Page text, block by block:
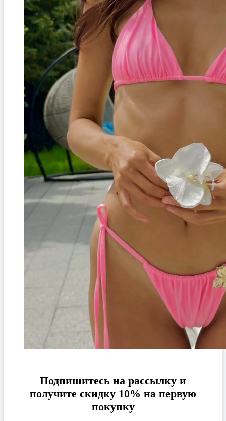
Подпишитесь на рассылку и
получите скидку 10% на первую
покупку